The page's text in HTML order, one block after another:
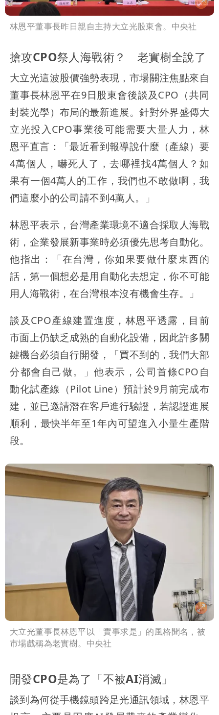
林恩平董事長昨日親自主持大立光股東會。中央社
搶攻CPO祭人海戰術？ 老實樹全說了
大立光這波股價強勢表現，市場關注焦點來自
董事長林恩平在9日股東會後談及CPO（共同
封裝光學）布局的最新進展。針對外界盛傳大
立光投入CPO事業後可能需要大量人力，林
恩平直言：「最近看到報導說什麼（產線）要
4萬個人，嚇死人了，去哪裡找4萬個人？如
果有一個4萬人的工作，我們也不敢做啊，我
們這麼小的公司請不到4萬人。」
林恩平表示，台灣產業環境不適合採取人海戰
術，企業發展新事業時必須優先思考自動化。
他指出：「在台灣，你如果要做什麼東西的
話，第一個想必是用自動化去想定，你不可能
用人海戰術，在台灣根本沒有機會生存。」
談及CPO產線建置進度，林恩平透露，目前
市面上仍缺乏成熟的自動化設備，因此許多關
鍵機台必須自行開發，「買不到的，我們大部
分都會自己做。」他表示，公司首條CPO自
動化試產線（Pilot Line）預計於9月前完成布
建，並已邀請潛在客戶進行驗證，若認證進展
順利，最快半年至1年內可望進入小量生產階
段。
大立光董事長林恩平以「實事求是」的風格聞名，被
市場戲稱為老實樹。中央社
開發CPO是為了「不被AI消滅」
談到為何從手機鏡頭跨足光通訊領域，林恩平